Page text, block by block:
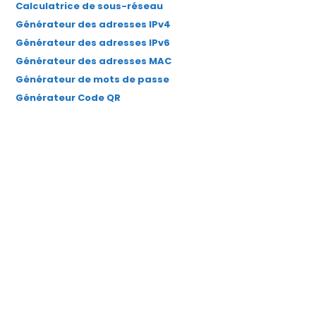
Calculatrice de sous-réseau
Générateur des adresses IPv4
Générateur des adresses IPv6
Générateur des adresses MAC
Générateur de mots de passe
Générateur Code QR